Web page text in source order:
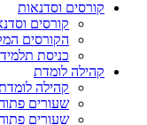
קורסים וסדנאות
קורסים
הקורסים
כניסת
קהילה לומדת
קהילה
שעורים
שעורים